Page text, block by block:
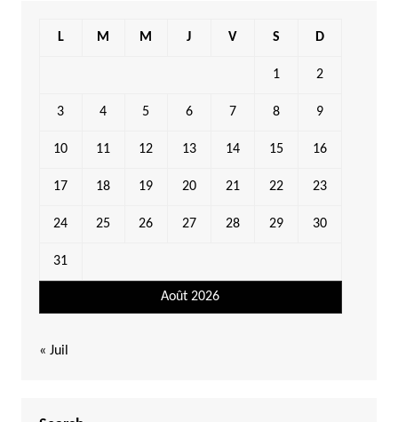
Août 2026
L M M J V S D
1 2
3 4 5 6 7 8 9
10 11 12 13 14 15 16
17 18 19 20 21 22 23
24 25 26 27 28 29 30
31
« Juil